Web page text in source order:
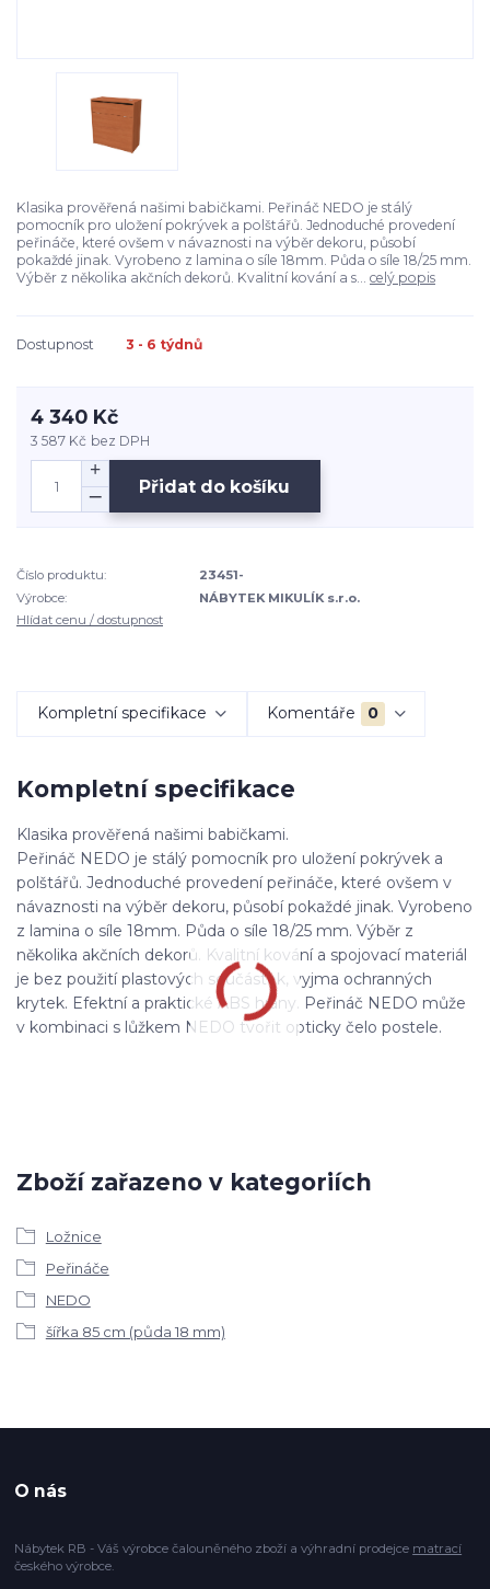
Klasika prověřená našimi babičkami. Peřináč NEDO je stálý
pomocník pro uložení pokrývek a polštářů. Jednoduché provedení
peřináče, které ovšem v návaznosti na výběr dekoru, působí
pokaždé jinak. Vyrobeno z lamina o síle 18mm. Půda o síle 18/25 mm.
Výběr z několika akčních dekorů. Kvalitní kování a s... celý popis
Dostupnost 3 - 6 týdnů
4 340 Kč
3 587 Kč bez DPH
Přidat do košíku
Číslo produktu:
23451-
Výrobce:
NÁBYTEK MIKULÍK s.r.o.
Hlídat cenu / dostupnost
Kompletní specifikace Komentáře 0
Kompletní specifikace
Klasika prověřená našimi babičkami.
Peřináč NEDO je stálý pomocník pro uložení pokrývek a
polštářů. Jednoduché provedení peřináče, které ovšem v
návaznosti na výběr dekoru, působí pokaždé jinak. Vyrobeno
z lamina o síle 18mm. Půda o síle 18/25 mm. Výběr z
několika akčních dekorů. Kvalitní kování a spojovací materiál
je bez použití plastových součástek, vyjma ochranných
krytek. Efektní a praktické ABS hrany. Peřináč NEDO může
v kombinaci s lůžkem NEDO tvořit opticky čelo postele.
Zboží zařazeno v kategoriích
Ložnice
Peřináče
NEDO
šířka 85 cm (půda 18 mm)
O nás
Nábytek RB - Váš výrobce čalouněného zboží a výhradní prodejce matrací
českého výrobce.